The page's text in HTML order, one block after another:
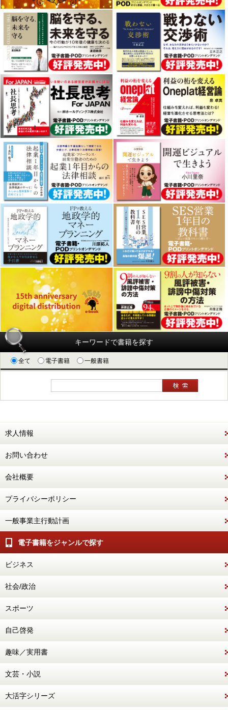
キーワードで書籍を探す
全て 電子書籍 一般書籍
求人情報
お問い合わせ
会社概要
プライバシーポリシー
一般事業主行動計画
電子書籍をジャンルで探す
ビジネス
社会/政治
スポーツ
自己啓発
趣味／実用書
文芸・小説
大活字シリーズ